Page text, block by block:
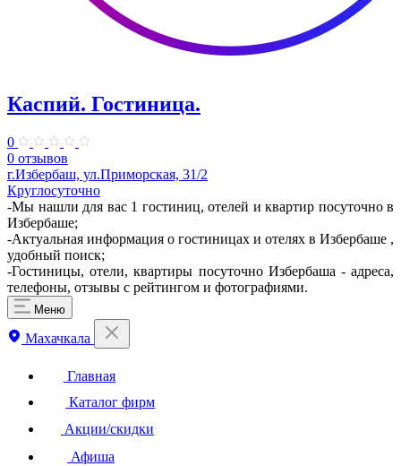
Каспий. Гостиница.
0
0 отзывов
г.Избербаш, ул.Приморская, 31/2
Круглосуточно
-Мы нашли для вас 1 гостиниц, отелей и квартир посуточно в
Избербаше;
-Актуальная информация о гостиницах и отелях в Избербаше ,
удобный поиск;
-Гостиницы, отели, квартиры посуточно Избербаша - адреса,
телефоны, отзывы с рейтингом и фотографиями.
Меню
Махачкала
Главная
Каталог фирм
Акции/скидки
Афиша